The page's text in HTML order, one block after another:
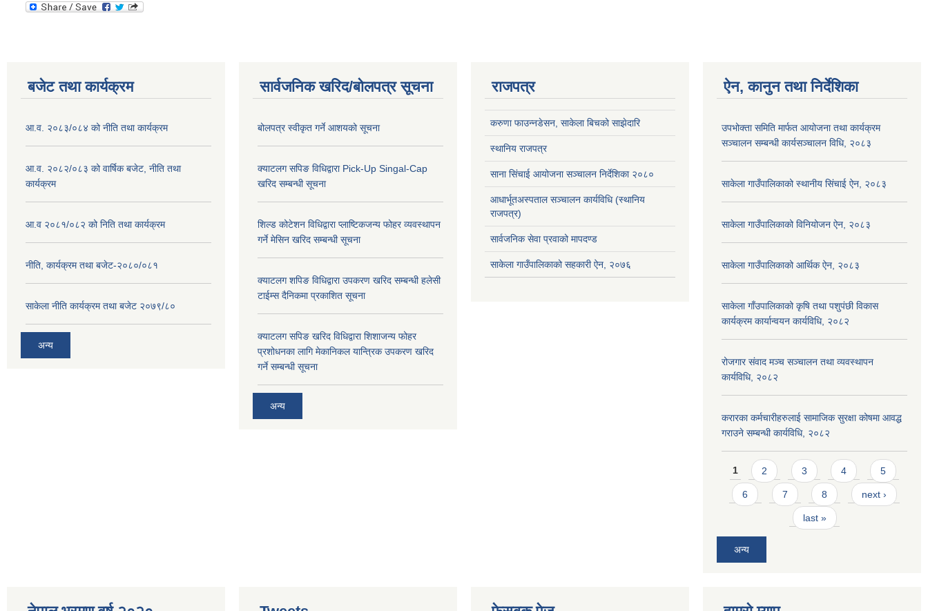
बजेट तथा कार्यक्रम
आ.व. २०८३/०८४ को नीति तथा कार्यक्रम
आ.व. २०८२/०८३ को वार्षिक बजेट, नीति तथा
कार्यक्रम
आ.व २०८१/०८२ को निति तथा कार्यक्रम
नीति, कार्यक्रम तथा बजेट-२०८०/०८१
साकेला नीति कार्यक्रम तथा बजेट २०७९/८०
अन्य
सार्वजनिक खरिद/बोलपत्र सूचना
बोलपत्र स्वीकृत गर्ने आशयको सूचना
क्याटलग सपिङ विधिद्वारा Pick-Up Singal-Cap
खरिद सम्बन्धी सूचना
शिल्ड कोटेशन विधिद्वारा प्लाष्टिकजन्य फोहर व्यवस्थापन
गर्ने मेसिन खरिद सम्बन्धी सूचना
क्याटलग शपिङ विधिद्वारा उपकरण खरिद सम्बन्धी हलेसी
टाईम्स दैनिकमा प्रकाशित सूचना
क्याटलग सपिङ खरिद विधिद्वारा शिशाजन्य फोहर
प्रशोधनका लागि मेकानिकल यान्त्रिक उपकरण खरिद
गर्ने सम्बन्धी सूचना
अन्य
राजपत्र
करुणा फाउन्नडेसन, साकेला बिचको साझेदारि
स्थानिय राजपत्र
साना सिंचाई आयोजना सञ्चालन निर्देशिका २०८०
आधार्भूतअस्पताल सञ्चालन कार्यविधि (स्थानिय
राजपत्र)
सार्वजनिक सेवा प्रवाको मापदण्ड
साकेला गाउँपालिकाको सहकारी ऐन, २०७६
ऐन, कानुन तथा निर्देशिका
उपभोक्ता समिति मार्फत आयोजना तथा कार्यक्रम
सञ्चालन सम्बन्धी कार्यसञ्चालन विधि, २०८३
साकेला गाउँपालिकाको स्थानीय सिंचाई ऐन, २०८३
साकेला गाउँपालिकाको विनियोजन ऐन, २०८३
साकेला गाउँपालिकाको आर्थिक ऐन, २०८३
साकेला गाँउपालिकाको कृषि तथा पशुपंछी विकास
कार्यक्रम कार्यान्वयन कार्यविधि, २०८२
रोजगार संवाद मञ्च सञ्चालन तथा व्यवस्थापन
कार्यविधि, २०८२
करारका कर्मचारीहरुलाई सामाजिक सुरक्षा कोषमा आवद्ध
गराउने सम्बन्धी कार्यविधि, २०८२
Pages
1 2 3 4 5
6 7 8 next ›
last »
अन्य